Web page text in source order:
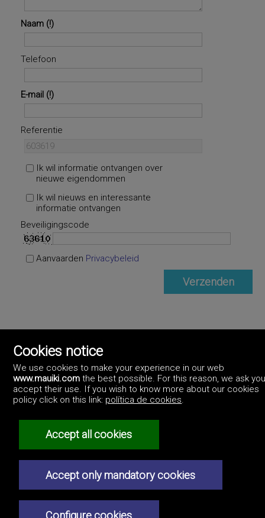
Naam
Telefoon
E-mail
Referentie
Ik wil informatie ontvangen over
nieuwe eigendommen
Ik wil nieuws en interessante
informatie ontvangen
Beveiligingscode
Aanvaarden Privacybeleid
Cookies notice
We use cookies to make your experience in our web
www.mauiki.com the best possible. For this reason, we ask
accept their use. If you wish to know more about our cookies
policy click on this link: política de cookies.
Accept all cookies
Accept only mandatory cookies
Configure cookies